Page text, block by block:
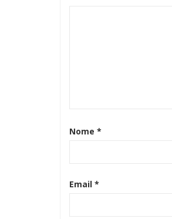
Nome *
Email *